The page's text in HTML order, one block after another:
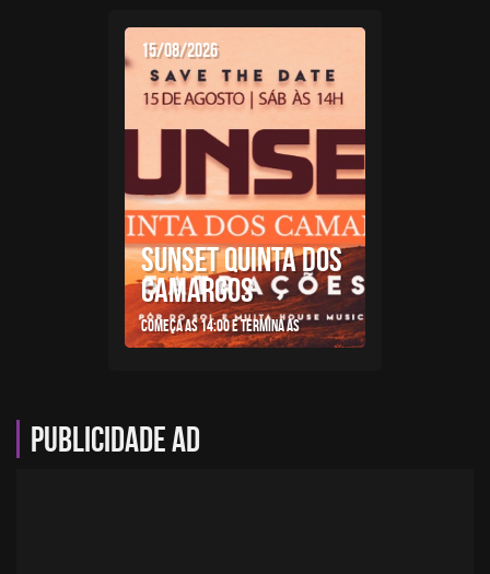
15/08/2026
SUNSET QUINTA DOS
CAMARGOS
Começa as 14:00 e termina as
Publicidade AD